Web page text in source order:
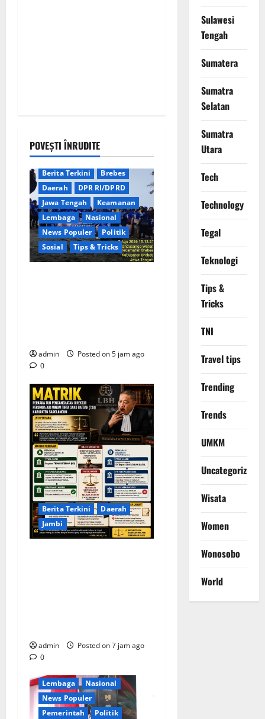
POVEȘTI ÎNRUDITE
Berita Terkini
Brebes
Daerah
DPR RI/DPRD
Jawa Tengah
Keamanan
Lembaga
Nasional
News Populer
Politik
Sosial
Tips & Tricks
admin
Posted on 5 jam ago
0
Berita Terkini
Daerah
Jambi
admin
Posted on 7 jam ago
0Ekonomi
Lembaga
Nasional
News Populer
Pemerintah
Politik
Sulawesi
Tengah
Sumatera
Sumatra
Selatan
Sumatra
Utara
Tech
Technology
Tegal
Teknologi
Tips &
Tricks
TNI
Travel tips
Trending
Trends
UMKM
Uncategorized
Wisata
Women
Wonosobo
World